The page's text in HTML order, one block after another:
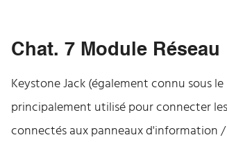
Chat. 7 Module Réseau
Keystone Jack (également connu sous
principalement utilisé pour connecter
connectés aux panneaux d'information